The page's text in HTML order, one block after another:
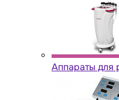
Аппараты для